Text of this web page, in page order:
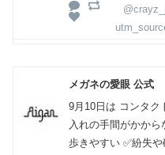
メガネの愛眼 公式
9月10日は コンタク
入れの手間がかから
歩きやすい ✅紛失